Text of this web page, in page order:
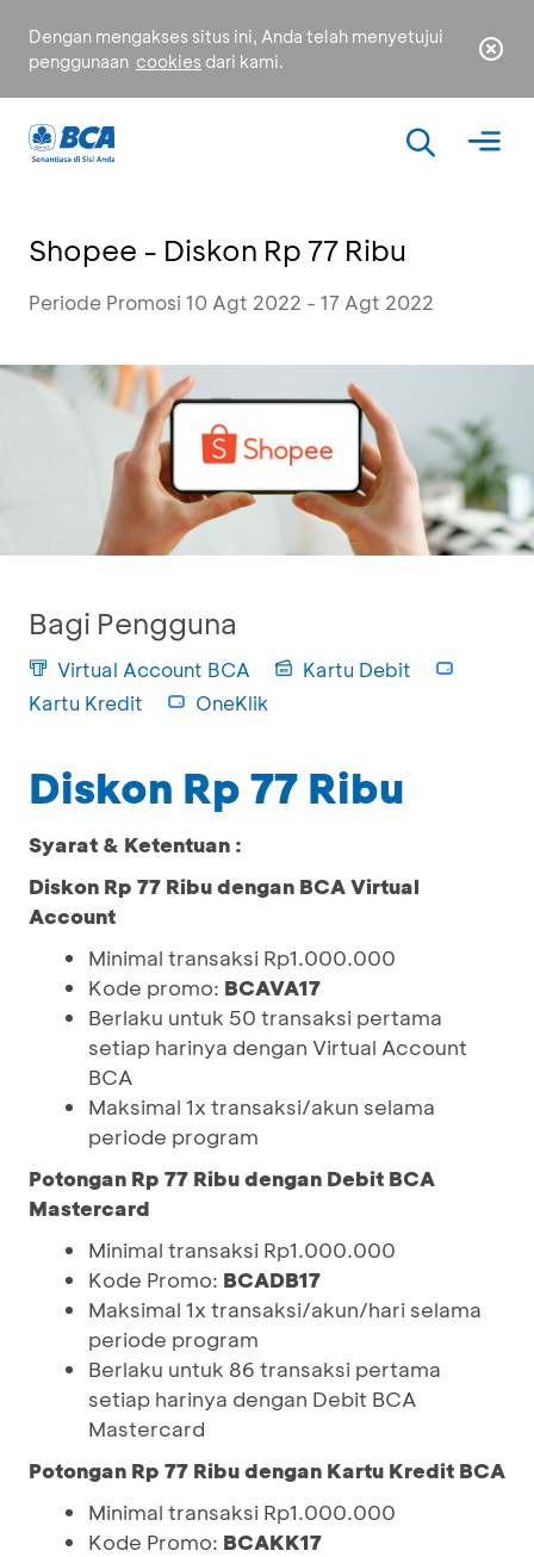
Dengan mengakses situs ini, Anda telah menyetujui
penggunaan cookies dari kami.
Shopee - Diskon Rp 77 Ribu
Periode Promosi 10 Agt 2022 - 17 Agt 2022
Bagi Pengguna
Virtual Account BCA
Kartu Debit
Kartu Kredit
OneKlik
Diskon Rp 77 Ribu
Syarat & Ketentuan :
Diskon Rp 77 Ribu dengan BCA Virtual
Account
Minimal transaksi Rp1.000.000
Kode promo: BCAVA17
Berlaku untuk 50 transaksi pertama
setiap harinya dengan Virtual Account
BCA
Maksimal 1x transaksi/akun selama
periode program
Potongan Rp 77 Ribu dengan Debit BCA
Mastercard
Minimal transaksi Rp1.000.000
Kode Promo: BCADB17
Maksimal 1x transaksi/akun/hari selama
periode program
Berlaku untuk 86 transaksi pertama
setiap harinya dengan Debit BCA
Mastercard
Potongan Rp 77 Ribu dengan Kartu Kredit BCA
Minimal transaksi Rp1.000.000
Kode Promo: BCAKK17